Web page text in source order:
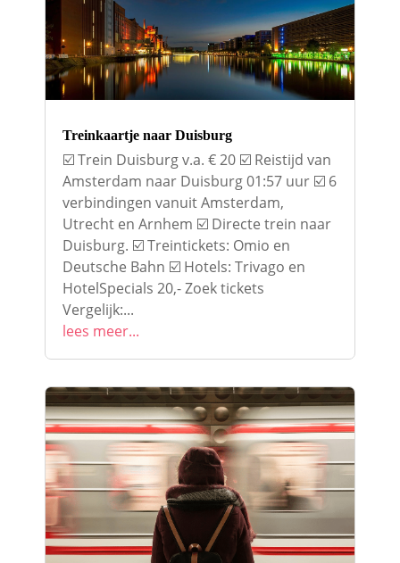
Treinkaartje naar Duisburg
☑️ Trein Duisburg v.a. € 20 ☑️ Reistijd van
Amsterdam naar Duisburg 01:57 uur ☑️ 6
verbindingen vanuit Amsterdam,
Utrecht en Arnhem ☑️ Directe trein naar
Duisburg. ☑️ Treintickets: Omio en
Deutsche Bahn ☑️ Hotels: Trivago en
HotelSpecials 20,- Zoek tickets
Vergelijk:...
lees meer...